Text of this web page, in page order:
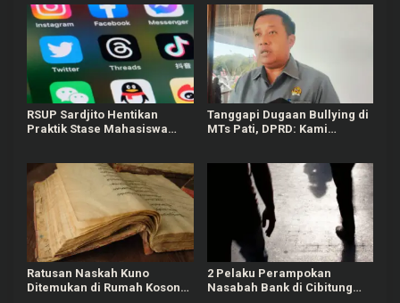
RSUP Sardjito Hentikan
Praktik Stase Mahasiswa
Tanggapi Dugaan Bullying di
MTs Pati, DPRD: Kami
Ratusan Naskah Kuno
Ditemukan di Rumah Kosong
2 Pelaku Perampokan
Nasabah Bank di Cibitung